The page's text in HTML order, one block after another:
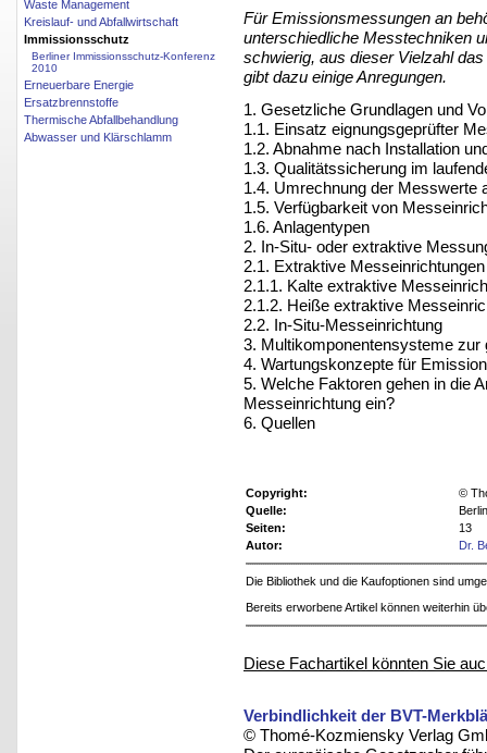
Waste Management
Kreislauf- und Abfallwirtschaft
Immissionsschutz
Berliner Immissionsschutz-Konferenz
2010
Erneuerbare Energie
Ersatzbrennstoffe
Thermische Abfallbehandlung
Abwasser und Klärschlamm
Für Emissionsmessungen an
unterschiedliche Messtechniken
schwierig, aus dieser Vielzahl
gibt dazu einige Anregungen.
1. Gesetzliche Grundlagen und
1.1. Einsatz eignungsgeprüfter
1.2. Abnahme nach Installation
1.3. Qualitätssicherung im
1.4. Umrechnung der Messwerte
1.5. Verfügbarkeit von
1.6. Anlagentypen
2. In-Situ- oder extraktive
2.1. Extraktive Messeinrichtungen
2.1.1. Kalte extraktive
2.1.2. Heiße extraktive
2.2. In-Situ-Messeinrichtung
3. Multikomponentensysteme
4. Wartungskonzepte für
5. Welche Faktoren gehen in die
Messeinrichtung ein?
6. Quellen
Copyright:
©
Quelle:
Seiten:
13
Autor:
Dr.
Die Bibliothek und die Kaufoptionen sind
Bereits erworbene Artikel können weiterhin
Diese Fachartikel könnten Sie
Verbindlichkeit der BVT-
© Thomé-Kozmiensky Verlag